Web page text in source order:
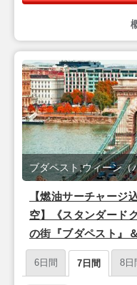
【燃油サーチャージ
空】《スタンダード
の街『ブダペスト』
朝食付きフリープラ
ブダペスト,ウィーン（
6日間 7日間 8日